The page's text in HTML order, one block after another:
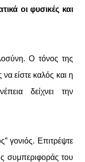
οι φυσικές και
Ο τόνος της
είστε καλός και η
δείχνει την
γονιός. Επιτρέψτε
συμπεριφοράς του